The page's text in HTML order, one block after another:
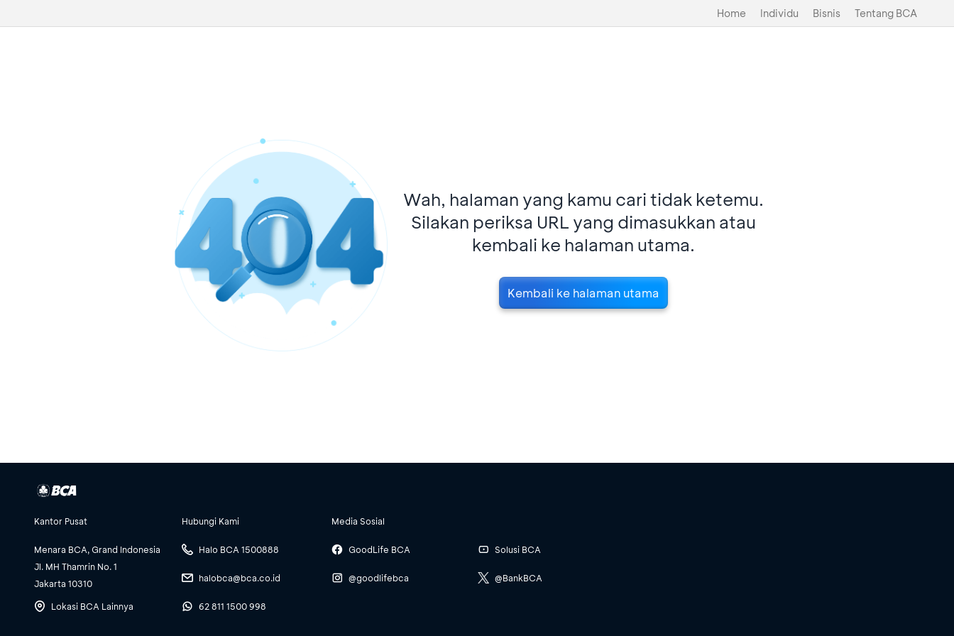
Home Individu Bisnis Tentang BCA
Wah, halaman yang kamu cari tidak ketemu.
Silakan periksa URL yang dimasukkan atau
kembali ke halaman utama.
Kembali ke halaman utama
Kantor Pusat
Menara BCA, Grand Indonesia
Jl. MH Thamrin No. 1
Jakarta 10310
Lokasi BCA Lainnya
Hubungi Kami
Halo BCA 1500888
halobca@bca.co.id
62 811 1500 998
Media Sosial
GoodLife BCA
@goodlifebca
Solusi BCA
@BankBCA